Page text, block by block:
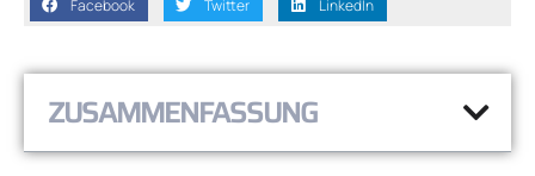
Facebook Twitter LinkedIn
ZUSAMMENFASSUNG